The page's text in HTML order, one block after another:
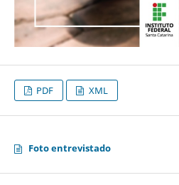
PDF XML
Foto entrevistado